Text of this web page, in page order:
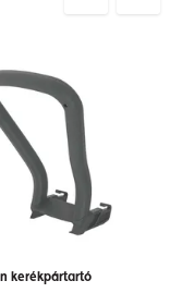
kerékpártartó